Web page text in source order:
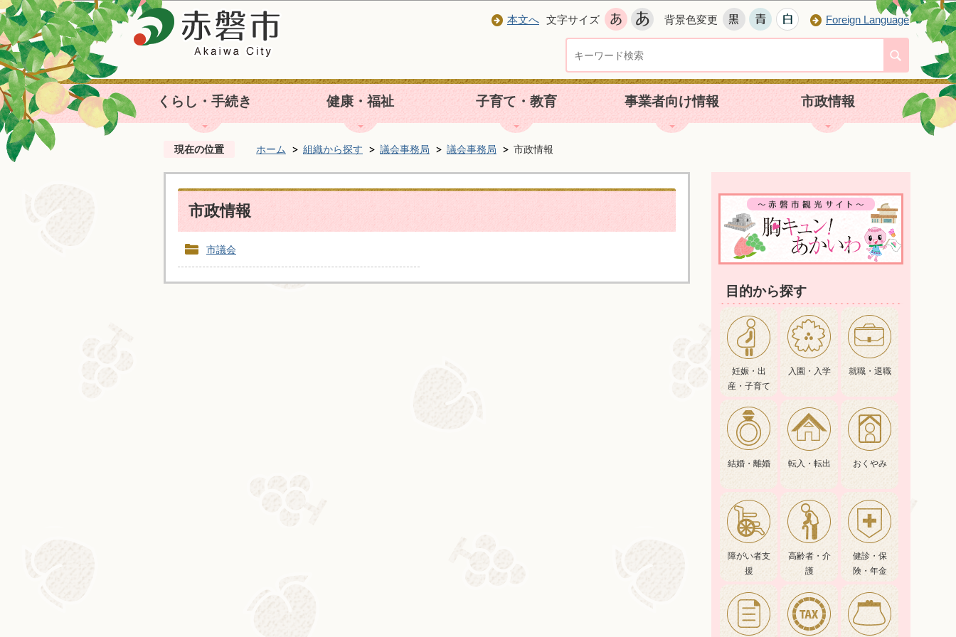
本文へ 文字サイズ 背景色変更 Foreign Language
くらし・手続き 健康・福祉 子育て・教育 事業者向け情報 市政情報
現在の位置 ホーム 組織から探す 議会事務局 議会事務局 市政情報
市政情報
市議会
目的から探す
妊娠・出
産・子育て
入園・入学 就職・退職
結婚・離婚 転入・転出 おくやみ
障がい者支
援
高齢者・介
護
健診・保
険・年金